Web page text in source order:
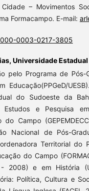
– Movimentos
Formacampo. E-mail:
0003-0217-3805
Universidade
pelo Programa de
Educação(PPGeD/
do Sudoeste da
e Pesquisa
Campo
Nacional de Pós-
Territorial do
do Campo
- 2008) e em História
Política, Cultura e